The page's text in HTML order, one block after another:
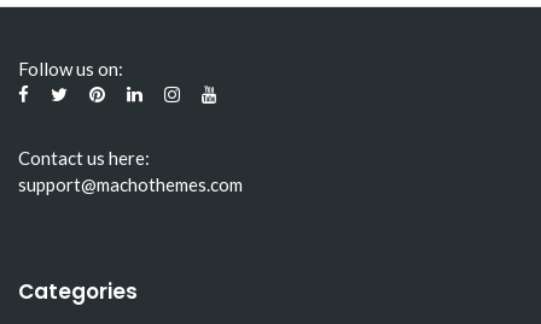
Follow us on:
Contact us here:
support@machothemes.com
Categories